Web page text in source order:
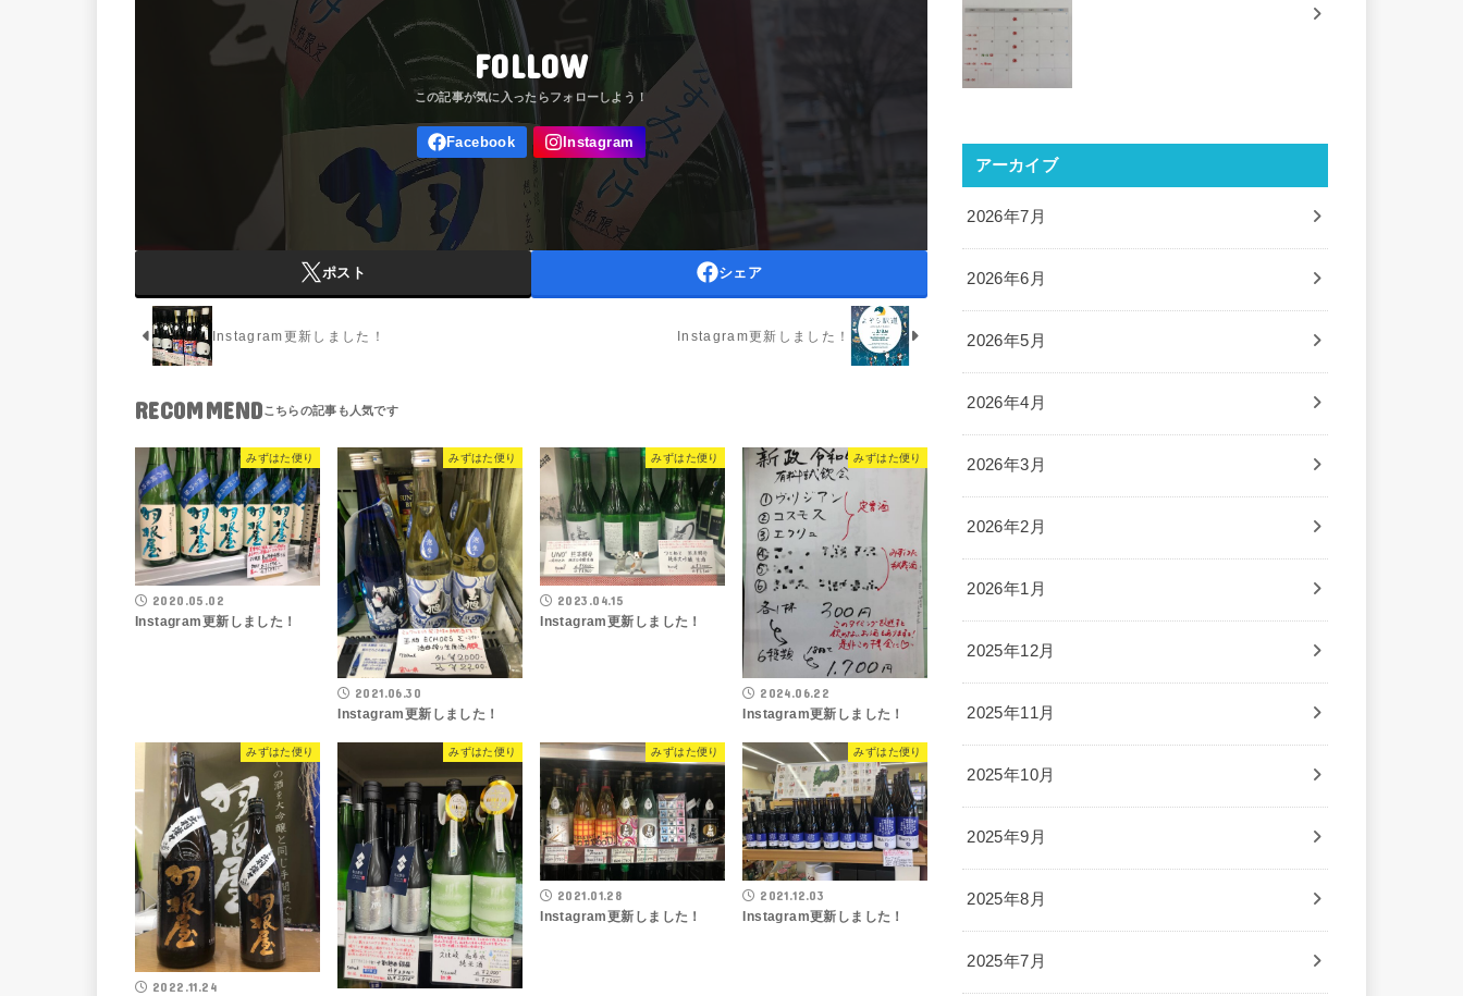
FOLLOW
ポスト シェア
Instagram更新しました！ Instagram更新しました！
RECOMMEND
みずはた便り
2020.05.02
Instagram更新しました！
みずはた便り
2021.06.30
Instagram更新しました！
みずはた便り
2023.04.15
Instagram更新しました！
みずはた便り
2024.06.22
Instagram更新しました！
みずはた便り
2022.11.24
みずはた便り みずはた便り
2021.01.28
Instagram更新しました！
みずはた便り
2021.12.03
Instagram更新しました！
アーカイブ
2026年7月
2026年6月
2026年5月
2026年4月
2026年3月
2026年2月
2026年1月
2025年12月
2025年11月
2025年10月
2025年9月
2025年8月
2025年7月